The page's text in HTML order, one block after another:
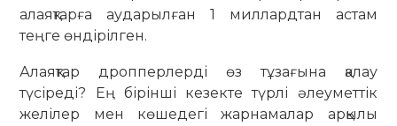
алаяқтарға аударылған 1 миллардтан астам
теңге өндірілген.
Алаяқтар дропперлерді өз тұзағына қалау
түсіреді? Ең бірінші кезекте түрлі әлеуметтік
желілер мен көшедегі жарнамалар арқылы